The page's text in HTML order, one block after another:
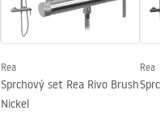
Rea
Sprchový set Rea Rivo Brush
Nickel
Rea